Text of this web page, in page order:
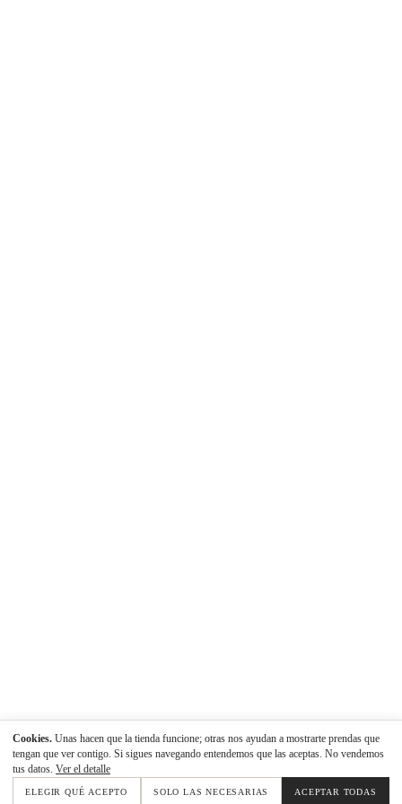
Cookies. Unas hacen que la tienda funcione; otras nos ayudan a mostrarte prendas que
tengan que ver contigo. Si sigues navegando entendemos que las aceptas. No vendemos
tus datos. Ver el detalle
ELEGIR QUÉ ACEPTO SOLO LAS NECESARIAS ACEPTAR TODAS